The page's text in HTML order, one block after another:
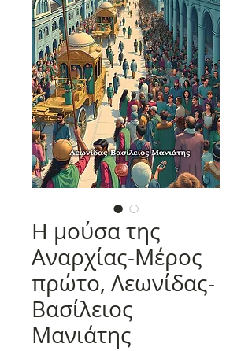
Η μούσα της
Αναρχίας-Μέρος
πρώτο, Λεωνίδας-
Βασίλειος
Μανιάτης